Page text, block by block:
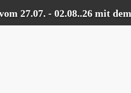
- 02.08..26 mit dem